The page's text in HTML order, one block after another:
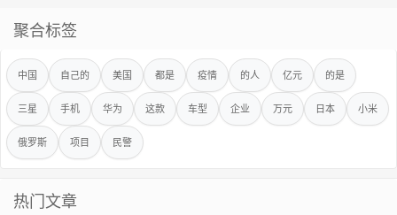
聚合标签
中国 自己的 美国 都是 疫情 的人 亿元 的是
三星 手机 华为 这款 车型 企业 万元 日本 小米
俄罗斯 项目 民警
热门文章